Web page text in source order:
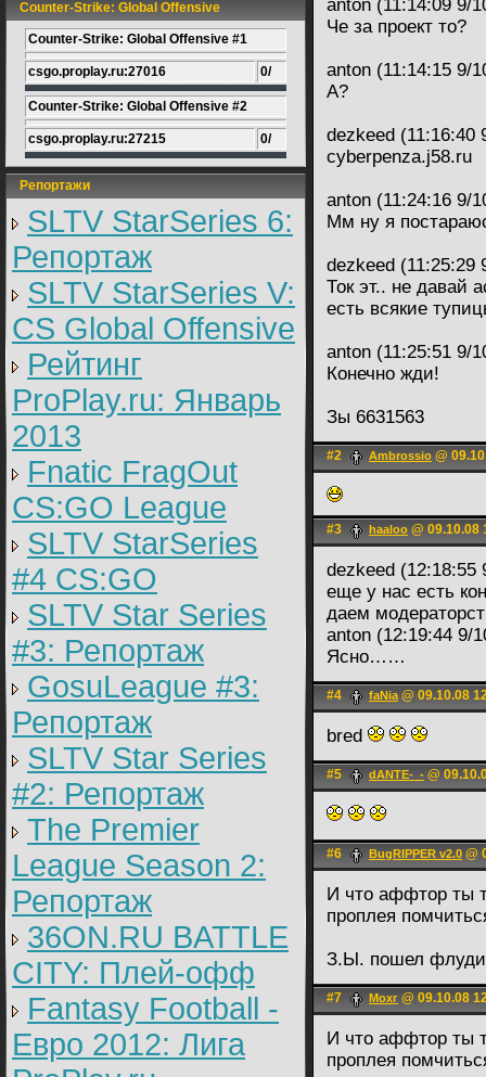
Counter-Strike: Global Offensive
Counter-Strike: Global Offensive #1
csgo.proplay.ru:27016 0/
Counter-Strike: Global Offensive #2
csgo.proplay.ru:27215 0/
Репортажи
SLTV StarSeries 6:
Репортаж
SLTV StarSeries V:
CS Global Offensive
Рейтинг
ProPlay.ru: Январь
2013
Fnatic FragOut
CS:GO League
SLTV StarSeries
#4 CS:GO
SLTV Star Series
#3: Репортаж
GosuLeague #3:
Репортаж
SLTV Star Series
#2: Репортаж
The Premier
League Season 2:
Репортаж
36ON.RU BATTLE
CITY: Плей-офф
Fantasy Football -
Евро 2012: Лига
anton (11:14:09 9/
Че за проект то?
anton (11:14:15 9/
А?
dezkeed (11:16:40
cyberpenza.j58.ru
anton (11:24:16 9/
Мм ну я
dezkeed (11:25:29
Ток эт.. не давай
есть всякие
anton (11:25:51 9/
Конечно жди!
Зы 6631563
#2 Ambrossio @
#3 haaloo @ 09.10.08
dezkeed (12:18:55
еще у нас есть
даем
anton (12:19:44 9/
Ясно……
#4 faNia@ 09.10.08
bred
#5 dANTE-_- @
#6 BugRIPPER v2.0 @
И что аффтор ты
проплея
З.Ы. пошел
#7 Мохг @ 09.10.08
И что аффтор ты
проплея